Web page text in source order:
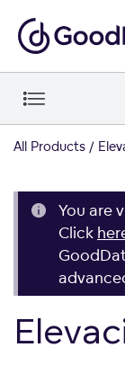
All Products
You are
Click